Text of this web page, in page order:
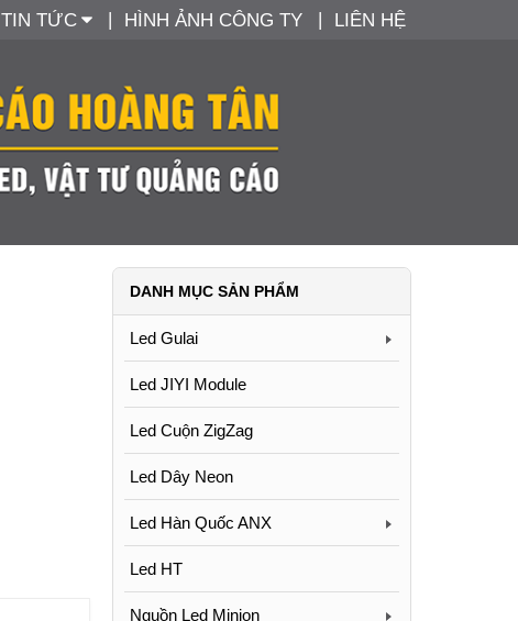
TIN TỨC HÌNH ẢNH CÔNG TY LIÊN HỆ
DANH MỤC SẢN PHẨM
Led Gulai
Led JIYI Module
Led Cuộn ZigZag
Led Dây Neon
Led Hàn Quốc ANX
Led HT
Nguồn Led Minjon